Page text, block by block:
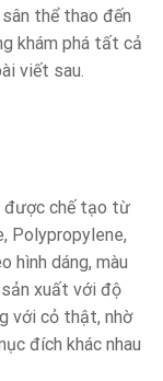
thể thao đến
khám phá tất cả
viết sau.
được chế tạo từ
Polypropylene,
hình dáng, màu
xuất với độ
với cỏ thật, nhờ
đích khác nhau